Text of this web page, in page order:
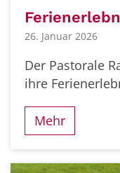
26. Januar 2026
Der Pastorale
ihre
Mehr